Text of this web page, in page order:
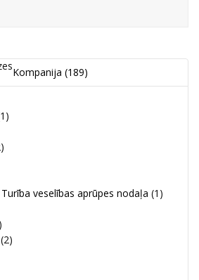
Kompanija (189)
veselības aprūpes nodaļa (1)
(2)